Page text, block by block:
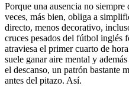
Porque una ausencia no
veces, más bien, obliga a
directo, menos decorativo,
cruces pesados del fútbol inglés
atraviesa el primer cuarto de
suele ganar aire mental y
el descanso, un patrón bastante
antes del pitazo. Así.